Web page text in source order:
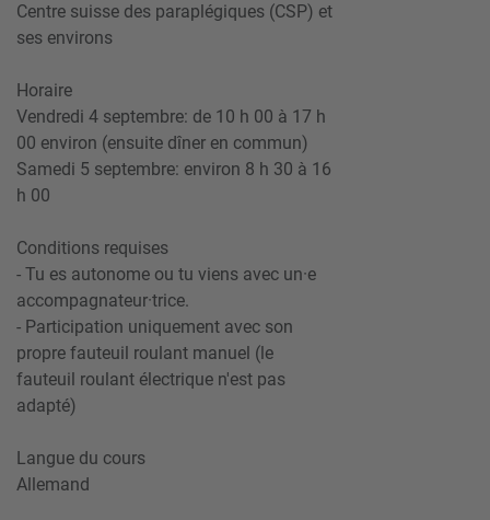
Centre suisse des paraplégiques (CSP) et
ses environs
Horaire
Vendredi 4 septembre: de 10 h 00 à 17 h
00 environ (ensuite dîner en commun)
Samedi 5 septembre: environ 8 h 30 à 16
h 00
Conditions requises
- Tu es autonome ou tu viens avec un·e
accompagnateur·trice.
- Participation uniquement avec son
propre fauteuil roulant manuel (le
fauteuil roulant électrique n'est pas
adapté)
Langue du cours
Allemand